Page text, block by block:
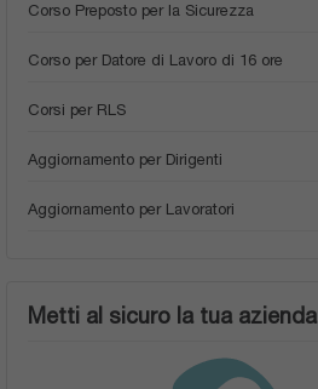
Corso Preposto per la Sicurezza
Corso per Datore di Lavoro di 16 ore
Corsi per RLS
Aggiornamento per Dirigenti
Aggiornamento per Lavoratori
Metti al sicuro la tua azienda